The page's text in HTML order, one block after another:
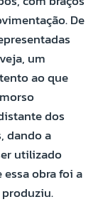
De
um
ao que
dos
dando a
utilizado
obra foi a